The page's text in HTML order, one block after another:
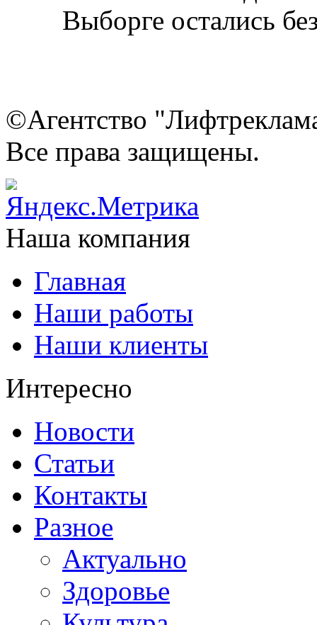
©Агентство
Все права защищены.
Наша компания
Главная
Наши работы
Наши клиенты
Интересно
Новости
Статьи
Контакты
Разное
Актуально
Здоровье